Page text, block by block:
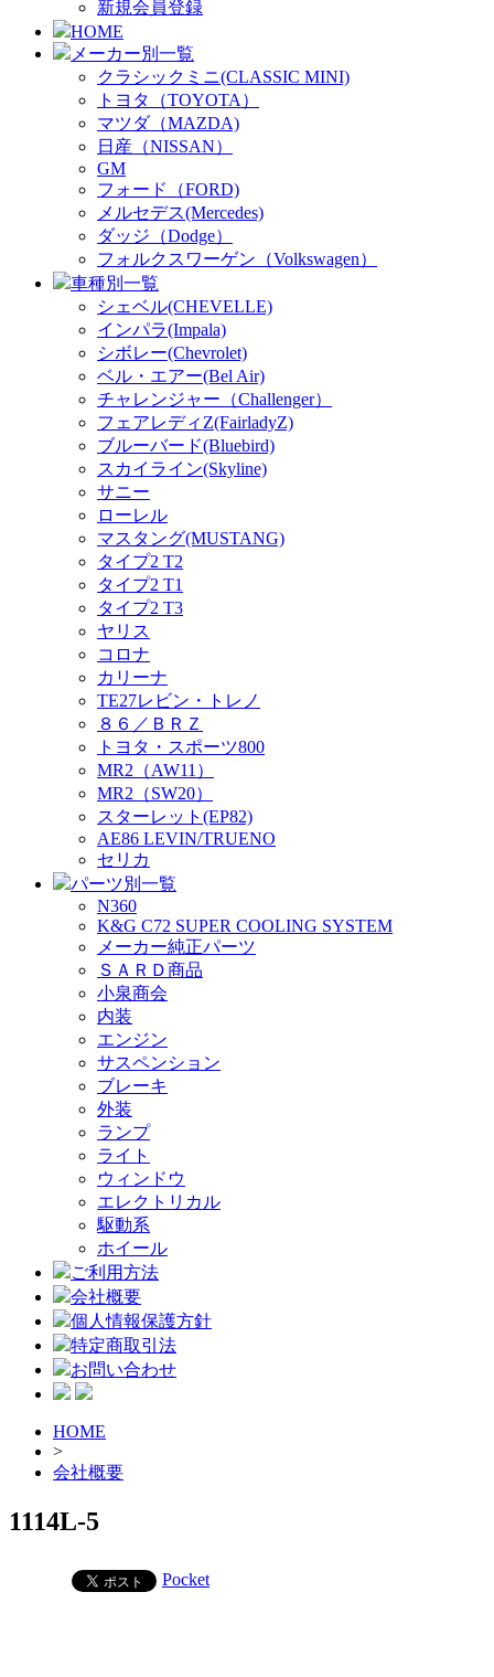
新規会員登録
HOME
メーカー別一覧
クラシックミニ(CLASSIC MINI)
トヨタ（TOYOTA）
マツダ（MAZDA)
日産（NISSAN）
GM
フォード（FORD)
メルセデス(Mercedes)
ダッジ（Dodge）
フォルクスワーゲン（Volkswagen）
車種別一覧
シェベル(CHEVELLE)
インパラ(Impala)
シボレー(Chevrolet)
ベル・エアー(Bel Air)
チャレンジャー（Challenger）
フェアレディZ(FairladyZ)
ブルーバード(Bluebird)
スカイライン(Skyline)
サニー
ローレル
マスタング(MUSTANG)
タイプ2 T2
タイプ2 T1
タイプ2 T3
ヤリス
コロナ
カリーナ
TE27レビン・トレノ
８６／ＢＲＺ
トヨタ・スポーツ800
MR2（AW11）
MR2（SW20）
スターレット(EP82)
AE86 LEVIN/TRUENO
セリカ
パーツ別一覧
N360
K&G C72 SUPER COOLING SYSTEM
メーカー純正パーツ
ＳＡＲＤ商品
小泉商会
内装
エンジン
サスペンション
ブレーキ
外装
ランプ
ライト
ウィンドウ
エレクトリカル
駆動系
ホイール
ご利用方法
会社概要
個人情報保護方針
特定商取引法
お問い合わせ
HOME
>
会社概要
1114L-5
Pocket